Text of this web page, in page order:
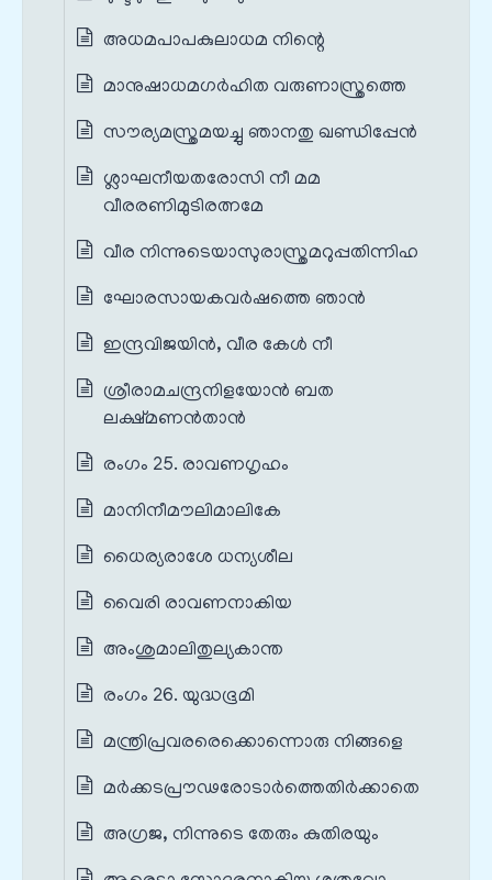
അധമപാപകുലാധമ നിന്റെ
മാനുഷാധമഗർഹിത വരുണാസ്ത്രത്തെ
സൗര്യമസ്ത്രമയച്ചു ഞാനതു ഖണ്ഡിപ്പേൻ
ശ്ലാഘനീയതരോസി നീ മമ
വീരരണിമുടിരത്നമേ
വീര നിന്നുടെയാസുരാസ്ത്രമറുപ്പതിന്നിഹ
ഘോരസായകവർഷത്തെ ഞാൻ
ഇന്ദ്രവിജയിൻ, വീര കേൾ നീ
ശ്രീരാമചന്ദ്രനിളയോൻ ബത
ലക്ഷ്മണൻതാൻ
രംഗം 25. രാവണഗൃഹം
മാനിനീമൗലിമാലികേ
ധൈര്യരാശേ ധന്യശീല
വൈരി രാവണനാകിയ
അംശുമാലിതുല്യകാന്ത
രംഗം 26. യുദ്ധഭൂമി
മന്ത്രിപ്രവരരെക്കൊന്നൊരു നിങ്ങളെ
മർക്കടപ്രൗഢരോടാർത്തെതിർക്കാതെ
അഗ്രജ, നിന്നുടെ തേരും കുതിരയും